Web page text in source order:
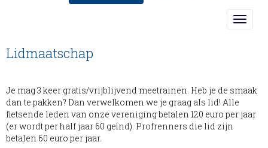
Lidmaatschap
Je mag 3 keer gratis/vrijblijvend meetrainen. Heb je de smaak
dan te pakken? Dan verwelkomen we je graag als lid! Alle
fietsende leden van onze vereniging betalen 120 euro per jaar
(er wordt per half jaar 60 geïnd). Profrenners die lid zijn
betalen 60 euro per jaar.